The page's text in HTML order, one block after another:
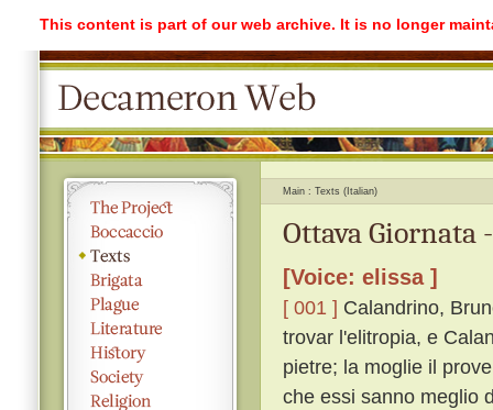
This content is part of our web archive. It is no longer
Main Texts (Italian)
Ottava Giornata
[Voice: elissa ]
[ 001 ] Calandrino,
trovar l'elitropia, e
pietre; la moglie il
che essi sanno meglio